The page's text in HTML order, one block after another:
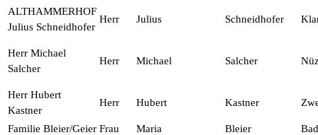
ALTHAMMERHOF
Julius Schneidhofer
Herr Julius Schneidhofer
Herr Michael
Salcher
Herr Michael Salcher
Herr Hubert
Kastner
Herr Hubert Kastner
Familie Bleier/Geier Frau Maria Bleier